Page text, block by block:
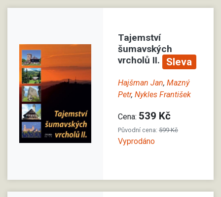
Tajemství
šumavských
vrcholů II.
Sleva
Hajšman Jan, Mazný
Petr, Nykles František
Cena: 539 Kč
Původní cena: 599 Kč
Vyprodáno